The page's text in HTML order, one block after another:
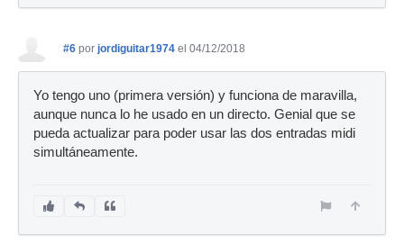
#6 por jordiguitar1974 el 04/12/2018
Yo tengo uno (primera versión) y funciona de maravilla,
aunque nunca lo he usado en un directo. Genial que se
pueda actualizar para poder usar las dos entradas midi
simultáneamente.